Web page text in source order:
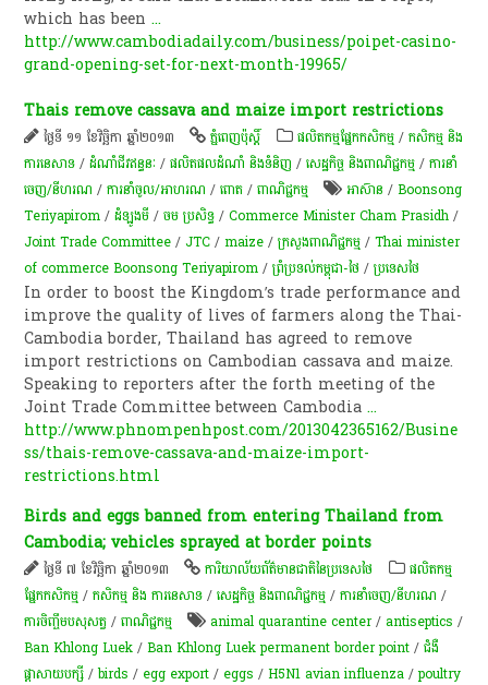
which has been...
http://www.cambodiadaily.com/business/poipet-casino-
grand-opening-set-for-next-month-19965/
Thais remove cassava and maize import restrictions
ថ្ងៃទី ១១ ខែវិច្ឆិកា ឆ្នាំ២០១៣ ភ្នំពេញប៉ុស្តិ៍ ​ផលិតកម្ម​ផ្នែក​កសិកម្ម​ /កសិកម្ម​ និង​
ការ​នេ​សាទ​ /ដំណាំ​ជីវ​ឥន្ធនៈ /ផលិតផលដំណាំ និងទំនិញ /សេដ្ឋកិច្ច និងពាណិជ្ជកម្ម /ការនាំ
ចេញ/នីហរណ /ការនាំចូល/អាហរណ /​ពោត /ពាណិជ្ជកម្ម អាស៊ាន /Boonsong
Teriyapirom /ដំឡូងមី /ចម ប្រសិទ្ធ/Commerce Minister Cham Prasidh /
Joint Trade Committee /JTC /maize /ក្រសួងពាណិជ្ជកម្ម /Thai minister
of commerce Boonsong Teriyapirom /ព្រំប្រទល់កម្ពុជា-ថៃ /ប្រទេសថៃ
In order to boost the Kingdom’s trade performance and
improve the quality of lives of farmers along the Thai-
Cambodia border, Thailand has agreed to remove
import restrictions on Cambodian cassava and maize.
Speaking to reporters after the forth meeting of the
Joint Trade Committee between Cambodia...
http://www.phnompenhpost.com/2013042365162/Busine
ss/thais-remove-cassava-and-maize-import-
restrictions.html
Birds and eggs banned from entering Thailand from
Cambodia; vehicles sprayed at border points
ថ្ងៃទី ៧ ខែវិច្ឆិកា ឆ្នាំ២០១៣ ការិយាល័យព័ត៌មានជាតិនៃប្រទេសថៃ
​ផលិតកម្ម​
ផ្នែក​កសិកម្ម​ /កសិកម្ម​ និង​ ការ​នេ​សាទ​ /សេដ្ឋកិច្ច និងពាណិជ្ជកម្ម /ការនាំចេញ/នីហរណ /
ការចិញ្ចឹម​បសុសត្វ​ /ពាណិជ្ជកម្ម animal quarantine center/antiseptics /
Ban Khlong Luek /Ban Khlong Luek permanent border point /ជំងឺ​
ផ្ដាសាយ​បក្សី /birds / egg export / eggs /H5N1 avian influenza /poultry